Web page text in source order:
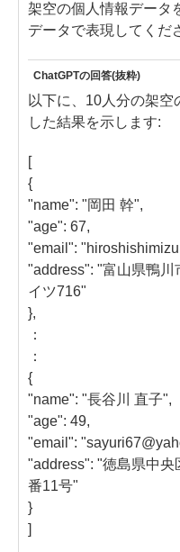
架空の個人情報データ
データで表現してくだ
ChatGPTの回答(抜粋)
以下に、10人分の架
した結果を示します:
[
{
"name": "岡田 幹",
"age": 67,
"email":
"address": "富山県鴨川
イツ716"
},
：
：
{
"name": "長谷川 直子",
"age": 49,
"email":
"address": "徳島県中
番11号"
}
]